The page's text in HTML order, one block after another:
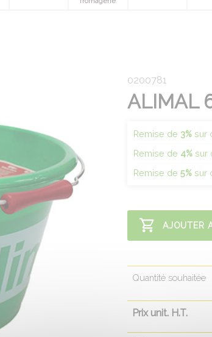
0200781
ALIMAL
Remise de 3% sur
Remise de 4% sur
Remise de 5% sur
AJOUTER
Quantité souhaitée
Prix unit. H.T.